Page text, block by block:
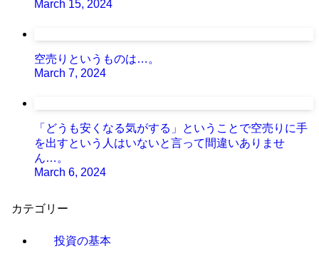
March 15, 2024
空売りというものは…。
March 7, 2024
「どうも安くなる気がする」ということで空売りに手
を出すという人はいないと言って間違いありませ
ん…。
March 6, 2024
カテゴリー
投資の基本